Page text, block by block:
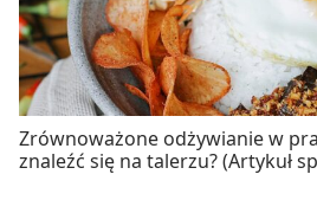
Zrównoważone odżywianie w
znaleźć się na talerzu? (Artykuł